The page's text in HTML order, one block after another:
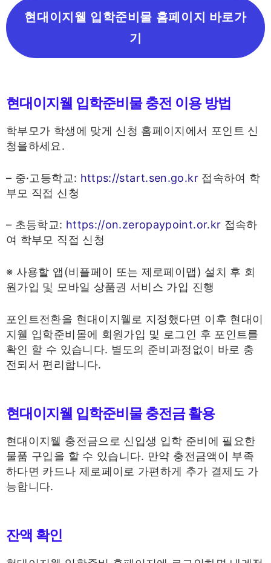
현대이지웰 입학준비물 홈페이지 바로가
기
현대이지웰 입학준비물 충전 이용 방법
학부모가 학생에 맞게 신청 홈페이지에서 포인트 신
청을하세요.
– 중·고등학교: https://start.sen.go.kr접속하여 학
부모 직접 신청
– 초등학교: https://on.zeropaypoint.or.kr 접속하
여 학부모 직접 신청
※ 사용할 앱(비플페이 또는 제로페이맵) 설치 후 회
원가입 및 모바일 상품권 서비스 가입 진행
포인트전환을 현대이지웰로 지정했다면 이후 현대이
지웰 입학준비몰에 회원가입 및 로그인 후 포인트를
확인 할 수 있습니다. 별도의 준비과정없이 바로 충
전되서 편리합니다.
현대이지웰 입학준비물 충전금 활용
현대이지웰 충전금으로 신입생 입학 준비에 필요한
물품 구입을 할 수 있습니다. 만약 충전금액이 부족
하다면 카드나 제로페이로 가편하게 추가 결제도 가
능합니다.
잔액 확인